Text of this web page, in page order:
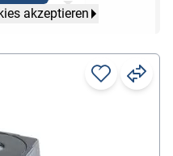
akzeptieren